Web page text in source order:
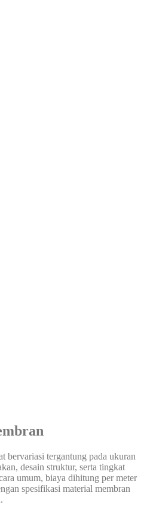
bervariasi tergantung pada ukuran
desain struktur, serta tingkat
umum, biaya dihitung per meter
spesifikasi material membran